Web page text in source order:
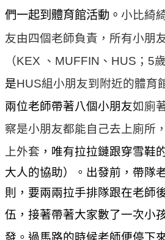
們一起到體育館活動。 小比綺
友由四個老師負責，所有小朋
（KEX 、 MUFFIN 、 HUS ； 5
是HUS組小朋友到附近的體育
兩位老師帶著八個小朋友如廁
察是小朋友都能自己去上廁所
上外套 ，唯有拉拉鏈跟穿雪鞋
大人的協助）。出發前，帶隊
則，要兩兩拉手排隊跟在老師
伍，接著帶著大家數了一次小
發。過馬路的時候老師便停下